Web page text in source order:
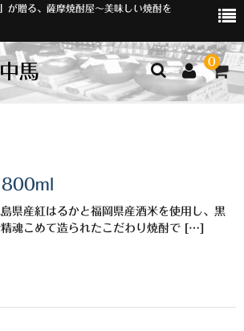
が贈る、薩摩焼酎屋～美味しい焼酎を
馬 0
県産紅はるかと福岡県産酒米を使用し、黒
魂こめて造られたこだわり焼酎で […]